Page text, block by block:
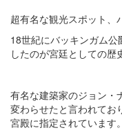
超有名な観光スポット、
18世紀にバッキンガム
したのが宮廷としての歴
有名な建築家のジョン・
変わらせたと言われてお
宮殿に指定されています。